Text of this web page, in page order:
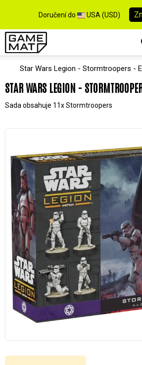
Doručení do USA (USD)
Star Wars Legion - Stormtroopers -
STAR WARS LEGION -
Sada obsahuje 11x Stormtroopers